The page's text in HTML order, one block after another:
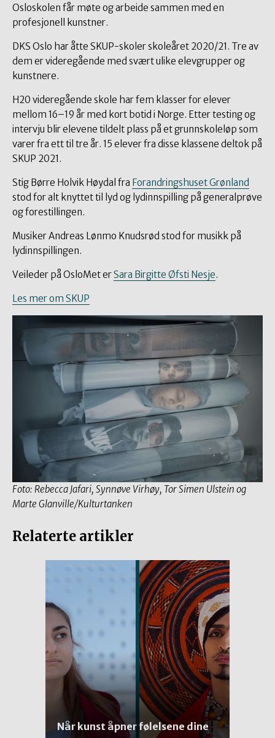
Osloskolen får møte og arbeide sammen med en
profesjonell kunstner.
DKS Oslo har åtte SKUP-skoler skoleåret 2020/21. Tre av
dem er videregående med svært ulike elevgrupper og
kunstnere.
H20 videregående skole har fem klasser for elever
mellom 16–19 år med kort botid i Norge. Etter testing og
intervju blir elevene tildelt plass på et grunnskoleløp som
varer fra ett til tre år. 15 elever fra disse klassene deltok på
SKUP 2021.
Stig Børre Holvik Høydal fra Forandringshuset Grønland
stod for alt knyttet til lyd og lydinnspilling på generalprøve
og forestillingen.
Musiker Andreas Lønmo Knudsrød stod for musikk på
lydinnspillingen.
Veileder på OsloMet erSara Birgitte Øfsti Nesje.
Les mer om SKUP
Foto: Rebecca Jafari, Synnøve Virhøy, Tor Simen Ulstein og
Marte Glanville/Kulturtanken
Relaterte artikler
Når kunst åpner følelsene dine